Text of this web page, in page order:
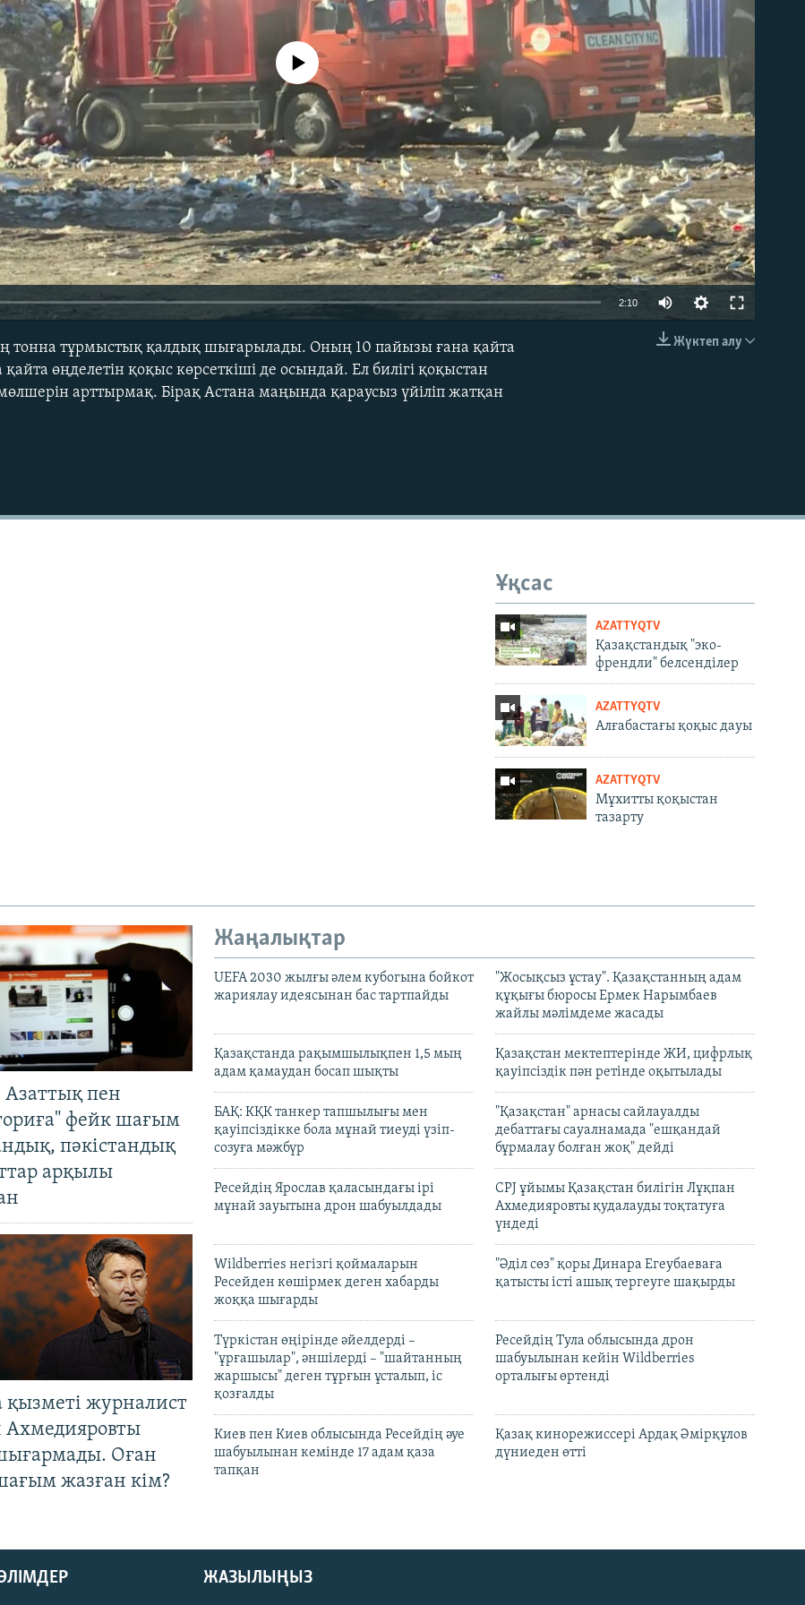
EMBED
No media source currently available
2:10
Жүктеп алу
тонна тұрмыстық қалдық шығарылады. Оның 10 пайызы ғана қайта
қайта өңделетін қоқыс көрсеткіші де осындай. Ел билігі қоқыстан
арттырмақ. Бірақ Астана маңында қараусыз үйіліп жатқан
Ұқсас
AZATTYQTV
Қазақстандық "эко-
френдли" белсенділер
AZATTYQTV
Алғабастағы қоқыс дауы
AZATTYQTV
Мұхитты қоқыстан
тазарту
Азаттық пен
фейк шағым
пәкістандық
арқылы
журналист
Ахмедияровты
Оған
жазған кім?
Жаңалықтар
UEFA 2030 жылғы әлем кубогына бойкот
жариялау идеясынан бас тартпайды
"Жосықсыз ұстау". Қазақстанның адам
құқығы бюросы Ермек Нарымбаев
жайлы мәлімдеме жасады
Қазақстанда рақымшылықпен 1,5 мың
адам қамаудан босап шықты
Қазақстан мектептерінде ЖИ, цифрлық
қауіпсіздік пән ретінде оқытылады
БАҚ: КҚК танкер тапшылығы мен
қауіпсіздікке бола мұнай тиеуді үзіп-
созуға мәжбүр
"Қазақстан" арнасы сайлауалды
дебаттағы сауалнамада "ешқандай
бұрмалау болған жоқ" дейді
Ресейдің Ярослав қаласындағы ірі
мұнай зауытына дрон шабуылдады
CPJ ұйымы Қазақстан билігін Лұқпан
Ахмедияровты қудалауды тоқтатуға
үндеді
Wildberries негізгі қоймаларын
Ресейден көшірмек деген хабарды
жоққа шығарды
"Әділ сөз" қоры Динара Егеубаеваға
қатысты істі ашық тергеуге шақырды
Түркістан өңірінде әйелдерді –
"ұрғашылар", әншілерді – "шайтанның
жаршысы" деген тұрғын ұсталып, іс
қозғалды
Ресейдің Тула облысында дрон
шабуылынан кейін Wildberries
орталығы өртенді
Киев пен Киев облысында Ресейдің әуе
шабуылынан кемінде 17 адам қаза
тапқан
Қазақ кинорежиссері Ардақ Әмірқұлов
дүниеден өтті
ЖАЗЫЛЫҢЫЗ